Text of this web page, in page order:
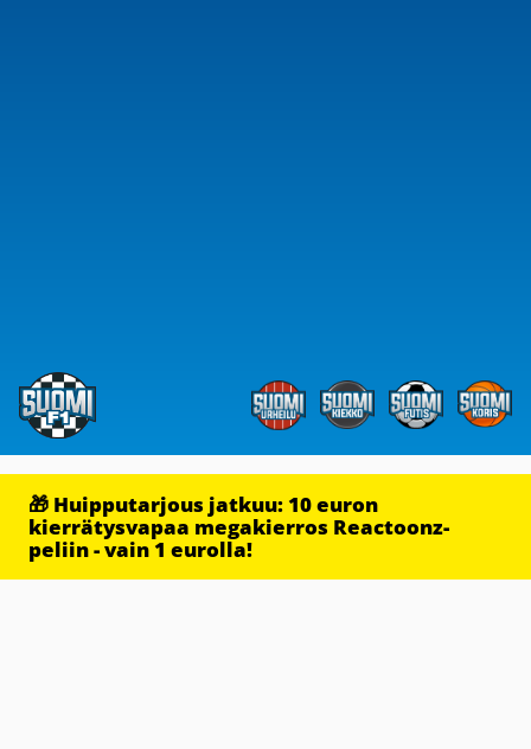
🎁 Huipputarjous jatkuu: 10 euron
kierrätysvapaa megakierros Reactoonz-
peliin - vain 1 eurolla!